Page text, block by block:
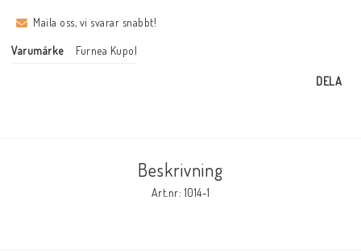
Maila oss, vi svarar snabbt!
Varumärke Furnea Kupol
DELA
Beskrivning
Art.nr: 1014-1